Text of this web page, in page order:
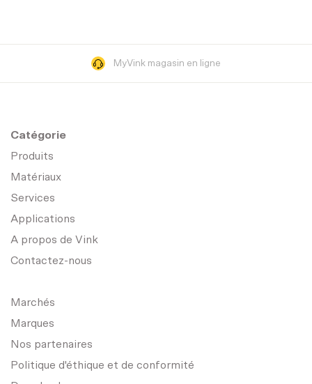
MyVink magasin en ligne
Catégorie
Produits
Matériaux
Services
Applications
A propos de Vink
Contactez-nous
Marchés
Marques
Nos partenaires
Politique d'éthique et de conformité